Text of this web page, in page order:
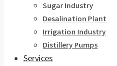
Sugar Industry
Desalination Plant
Irrigation Industry
Distillery Pumps
Services